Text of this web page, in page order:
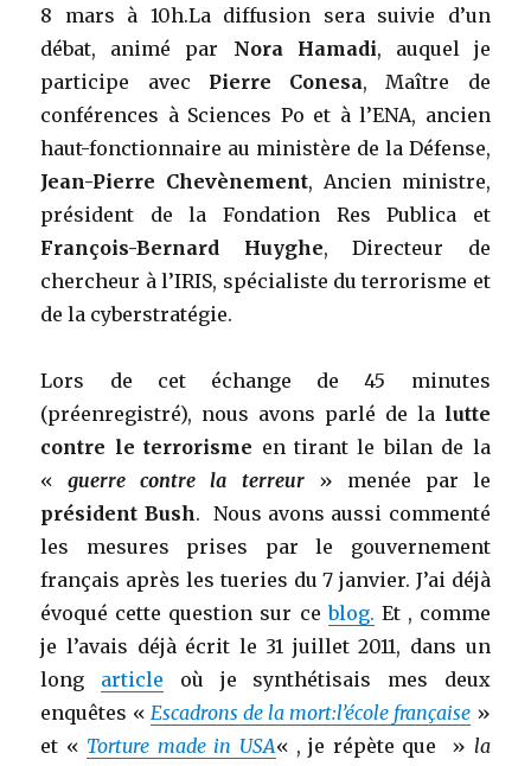
8 mars à 10h.La diffusion sera suivie d’un
débat, animé par Nora Hamadi, auquel je
participe avec Pierre Conesa, Maître de
conférences à Sciences Po et à l’ENA, ancien
haut-fonctionnaire au ministère de la Défense,
Jean-Pierre Chevènement, Ancien ministre,
président de la Fondation Res Publica et
François-Bernard Huyghe, Directeur de
chercheur à l’IRIS, spécialiste du terrorisme et
de la cyberstratégie.
Lors de cet échange de 45 minutes
(préenregistré), nous avons parlé de lalutte
contre le terrorisme en tirant le bilan de la
«guerre contre la terreur» menée par le
président Bush. Nous avons aussi commenté
les mesures prises par le gouvernement
français après les tueries du 7 janvier. J’ai déjà
évoqué cette question sur ceblog. Et , comme
je l’avais déjà écrit le 31 juillet 2011, dans un
long article où je synthétisais mes deux
enquêtes « Escadrons de la mort:l’école française »
et « Torture made in USA« , je répète que » la